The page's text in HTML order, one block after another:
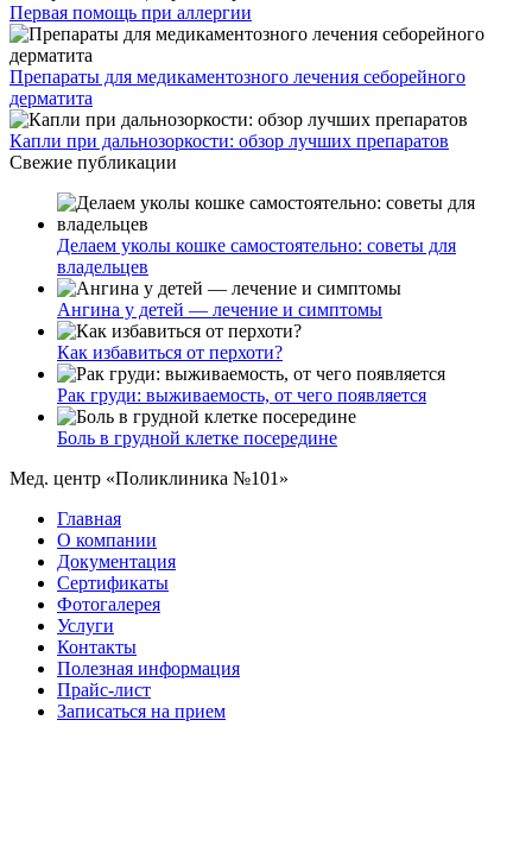
Первая помощь при аллергии
Препараты для медикаментозного лечения себорейного
дерматита
Капли при дальнозоркости: обзор лучших препаратов
Свежие публикации
Делаем уколы кошке самостоятельно: советы для
владельцев
Ангина у детей — лечение и симптомы
Как избавиться от перхоти?
Рак груди: выживаемость, от чего появляется
Боль в грудной клетке посередине
Мед. центр «Поликлиника №101»
Главная
О компании
Документация
Сертификаты
Фотогалерея
Услуги
Контакты
Полезная информация
Прайс-лист
Записаться на прием